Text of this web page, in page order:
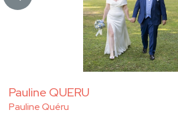
Pauline QUERU
Pauline Quéru